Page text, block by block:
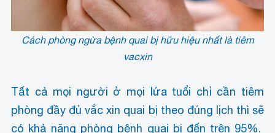
Cách phòng ngừa bệnh quai bị hữu hiệu nhất là tiêm
vacxin
Tất cả mọi người ở mọi lứa tuổi chỉ cần tiêm
phòng đầy đủ vắc xin quai bị theo đúng lịch thì sẽ
có khả năng phòng bệnh quai bị đến trên 95%.